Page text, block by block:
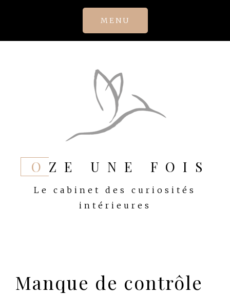
MENU
OZE UNE FOIS
Le cabinet des curiosités
intérieures
Manque de contrôle